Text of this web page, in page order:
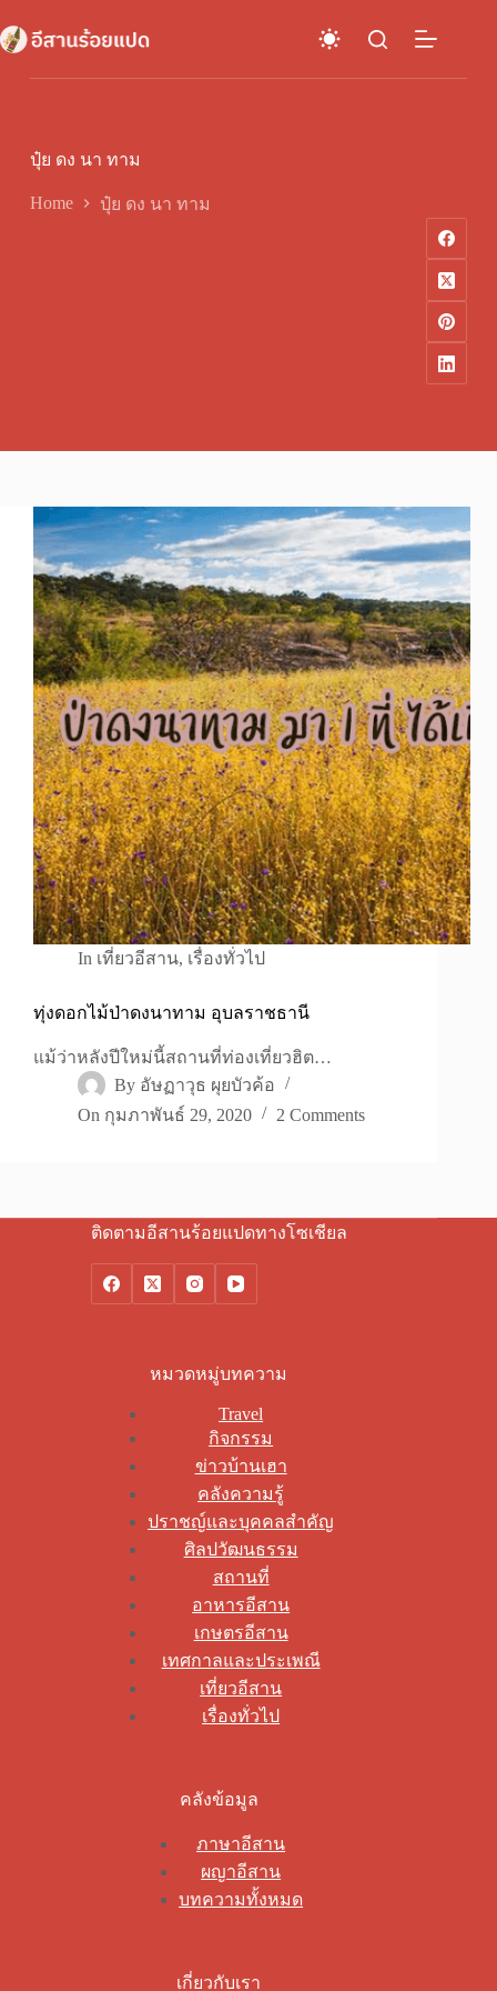
to
content
ปุ๋ย ดง นา ทาม
Home ปุ๋ย ดง นา ทาม
In เที่ยวอีสาน, เรื่องทั่วไป
ทุ่งดอกไม้ป่าดงนาทาม อุบลราชธานี
แม้ว่าหลังปีใหม่นี้สถานที่ท่องเที่ยวฮิต…
By อัษฏาวุธ ผุยบัวค้อ
On กุมภาพันธ์ 29, 2020 2 Comments
ติดตามอีสานร้อยแปดทางโซเชียล
หมวดหมู่บทความ
Travel
กิจกรรม
ข่าวบ้านเฮา
คลังความรู้
ปราชญ์และบุคคลสำคัญ
ศิลปวัฒนธรรม
สถานที่
อาหารอีสาน
เกษตรอีสาน
เทศกาลและประเพณี
เที่ยวอีสาน
เรื่องทั่วไป
คลังข้อมูล
ภาษาอีสาน
ผญาอีสาน
บทความทั้งหมด
เกี่ยวกับเรา